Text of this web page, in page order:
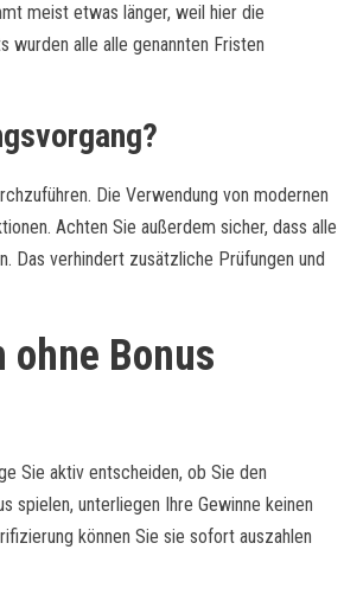
meist etwas länger, weil hier die
alle alle genannten Fristen
Die Verwendung von modernen
Achten Sie außerdem sicher, dass alle
Das verhindert zusätzliche Prüfungen und
ohne Bonus
Sie aktiv entscheiden, ob Sie den
spielen, unterliegen Ihre Gewinne keinen
können Sie sie sofort auszahlen